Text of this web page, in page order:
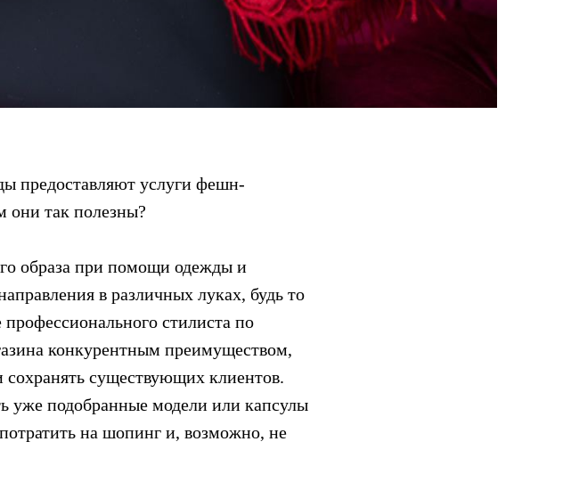
предоставляют услуги фешн-
они так полезны?
образа при помощи одежды и
в различных луках, будь то
стилиста по
конкурентным преимуществом,
сохранять существующих клиентов.
уже подобранные модели или капсулы
на шопинг и, возможно, не